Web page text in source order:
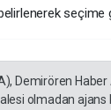
seçime
Demirören
olmadan ajans